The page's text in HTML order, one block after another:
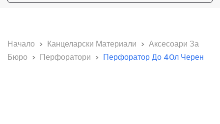
Начало > Канцеларски Материали > Аксесоари За
Бюро > Перфоратори > Перфоратор До 40л Черен